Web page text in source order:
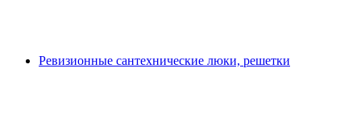
Ревизионные сантехнические люки, решетки